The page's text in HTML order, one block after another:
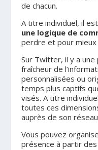
de chacun.
A titre individuel, il
une logique de
perdre et pour
Sur Twitter, il y a une
fraîcheur de
personnalisées ou
temps plus captifs
visés. A titre
toutes ces
auprès de son
Vous pouvez
présence à partir